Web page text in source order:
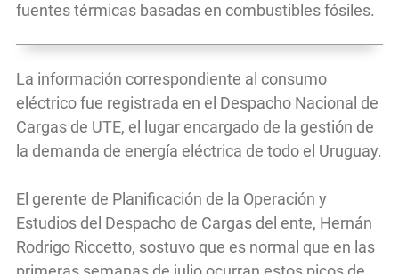
fuentes térmicas basadas en combustibles fósiles.
La información correspondiente al consumo
eléctrico fue registrada en el Despacho Nacional de
Cargas de UTE, el lugar encargado de la gestión de
la demanda de energía eléctrica de todo el Uruguay.
El gerente de Planificación de la Operación y
Estudios del Despacho de Cargas del ente, Hernán
Rodrigo Riccetto, sostuvo que es normal que en las